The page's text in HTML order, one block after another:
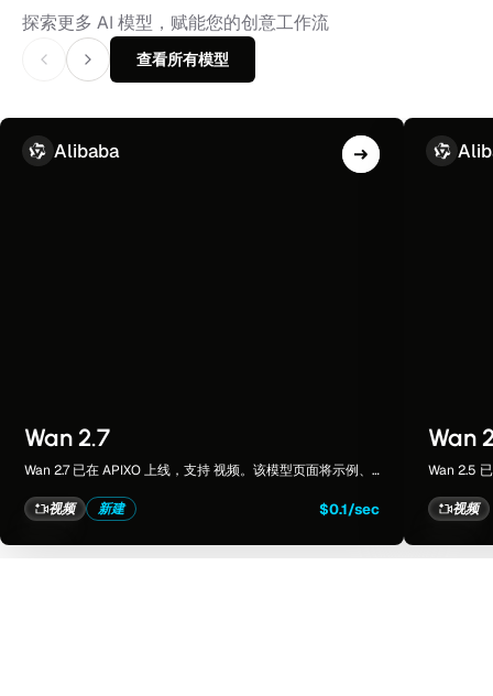
探索更多 AI 模型，赋能您的创意工作流
查看所有模型
Alibaba
Wan 2.7
Wan 2.7 已在 APIXO 上线，支持 视频。该模型页面将示例、
视频 新建 $0.1/sec
Wan
Wan 2.5
视频